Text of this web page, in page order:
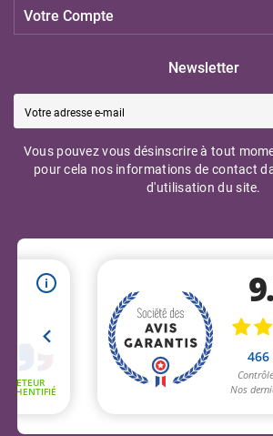
Votre Compte
Newsletter
Vous pouvez vous désinscrire à tout
pour cela nos informations de contact
d'utilisation du site.